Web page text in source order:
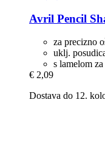
Avril Pencil
za precizno
uklj.
s lamelom
€ 2,09
Dostava do 12.